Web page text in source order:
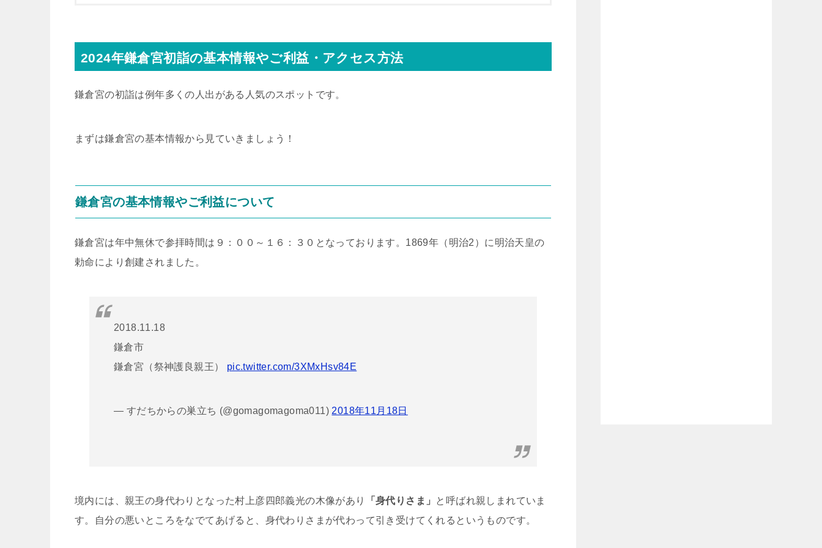
2024年鎌倉宮初詣の基本情報やご利益・アクセス方法
鎌倉宮の初詣は例年多くの人出がある人気のスポットです。
まずは鎌倉宮の基本情報から見ていきましょう！
鎌倉宮の基本情報やご利益について
鎌倉宮は年中無休で参拝時間は９：００～１６：３０となっております。1869年（明治2）に明治天皇の
勅命により創建されました。
2018.11.18
鎌倉市
鎌倉宮（祭神護良親王） pic.twitter.com/3XMxHsv84E
— すだちからの巣立ち (@gomagomagoma011) 2018年11月18日
境内には、親王の身代わりとなった村上彦四郎義光の木像があり 「身代りさま」 と呼ばれ親しまれていま
す。自分の悪いところをなでてあげると、身代わりさまが代わって引き受けてくれるというものです。